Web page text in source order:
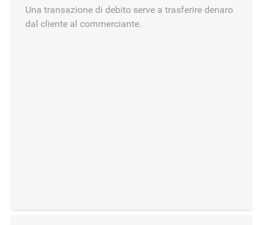
Una transazione di debito serve a trasferire denaro
dal cliente al commerciante.